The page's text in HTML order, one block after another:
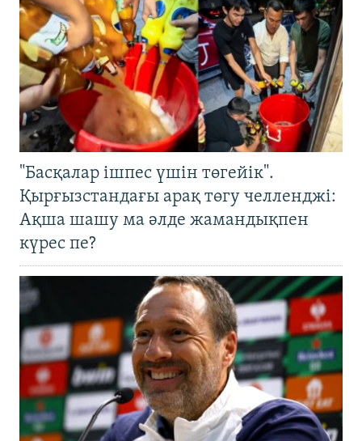
"Басқалар ішпес үшін төгейік".
Қырғызстандағы арақ төгу челленджі:
Ақша шашу ма әлде жамандықпен
күрес пе?